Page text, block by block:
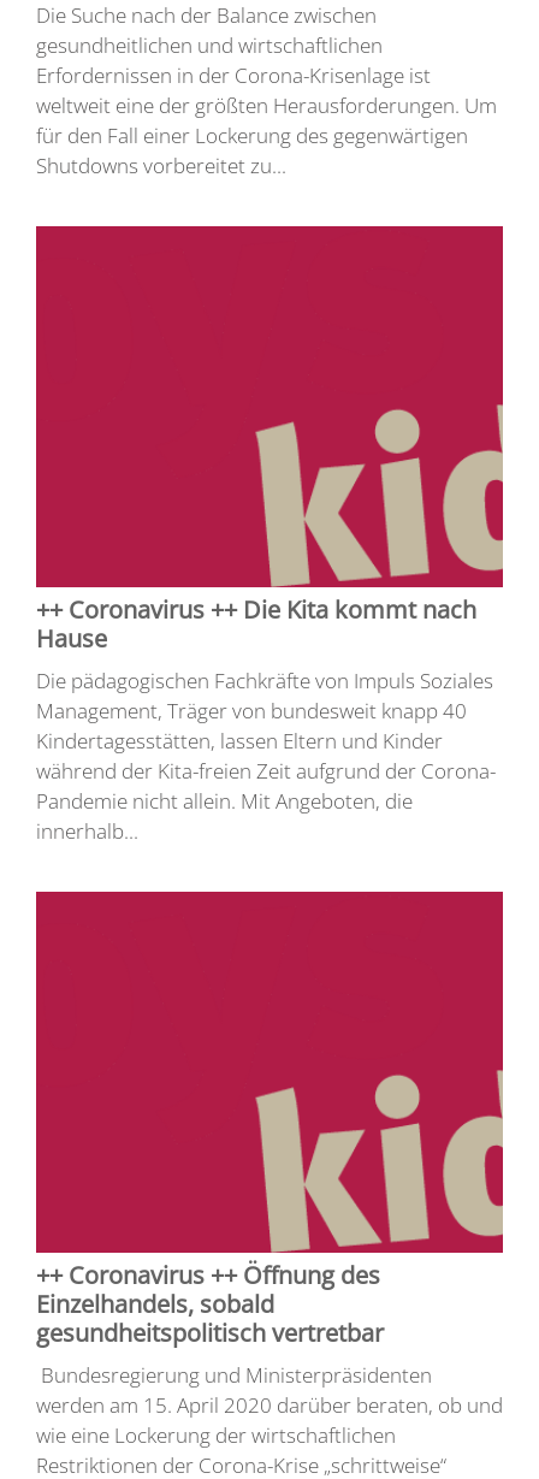
Die Suche nach der Balance zwischen
gesundheitlichen und wirtschaftlichen
Erfordernissen in der Corona-Krisenlage ist
weltweit eine der größten Herausforderungen. Um
für den Fall einer Lockerung des gegenwärtigen
Shutdowns vorbereitet zu...
++ Coronavirus ++ Die Kita kommt nach
Hause
Die pädagogischen Fachkräfte von Impuls Soziales
Management, Träger von bundesweit knapp 40
Kindertagesstätten, lassen Eltern und Kinder
während der Kita-freien Zeit aufgrund der Corona-
Pandemie nicht allein. Mit Angeboten, die
innerhalb...
++ Coronavirus ++ Öffnung des
Einzelhandels, sobald
gesundheitspolitisch vertretbar
Bundesregierung und Ministerpräsidenten
werden am 15. April 2020 darüber beraten, ob und
wie eine Lockerung der wirtschaftlichen
Restriktionen der Corona-Krise „schrittweise“